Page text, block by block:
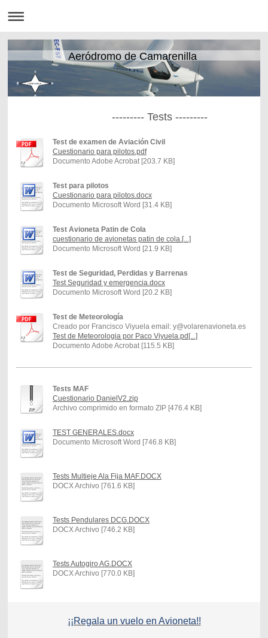
Aeródromo de Camarenilla
--------- Tests ---------
Test de examen de Aviación Civil
Cuestionario para pilotos.pdf
Documento Adobe Acrobat [203.7 KB]
Test para pilotos
Cuestionario para pilotos.docx
Documento Microsoft Word [31.4 KB]
Test Avioneta Patin de Cola
cuestionario de avionetas patin de cola.[...]
Documento Microsoft Word [21.9 KB]
Test de Seguridad, Perdidas y Barrenas
Test Seguridad y emergencia.docx
Documento Microsoft Word [20.2 KB]
Test de Meteorología
Creado por Francisco Viyuela email: y@volarenavioneta.es
Test de Meteorologia por Paco Viyuela.pd[...]
Documento Adobe Acrobat [115.5 KB]
Tests MAF
Cuestionario DanielV2.zip
Archivo comprimido en formato ZIP [476.4 KB]
TEST GENERALES.docx
Documento Microsoft Word [746.8 KB]
Tests Multieje Ala Fija MAF.DOCX
DOCX Archivo [761.6 KB]
Tests Pendulares DCG.DOCX
DOCX Archivo [746.2 KB]
Tests Autogiro AG.DOCX
DOCX Archivo [770.0 KB]
¡¡Regala un vuelo en Avioneta!!